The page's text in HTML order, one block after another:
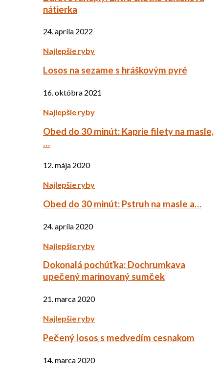
nátierka
24. apríla 2022
Najlepšie ryby
Losos na sezame s hráškovým pyré
16. októbra 2021
Najlepšie ryby
Obed do 30 minút: Kaprie filety na masle,
…
12. mája 2020
Najlepšie ryby
Obed do 30 minút: Pstruh na masle a…
24. apríla 2020
Najlepšie ryby
Dokonalá pochúťka: Dochrumkava
upečený marinovaný sumček
21. marca 2020
Najlepšie ryby
Pečený losos s medvedím cesnakom
14. marca 2020